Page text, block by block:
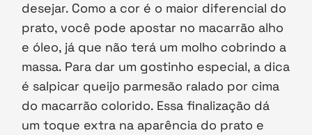
desejar. Como a cor é o maior diferencial do
prato, você pode apostar no macarrão alho
e óleo, já que não terá um molho cobrindo a
massa. Para dar um gostinho especial, a dica
é salpicar queijo parmesão ralado por cima
do macarrão colorido. Essa finalização dá
um toque extra na aparência do prato e